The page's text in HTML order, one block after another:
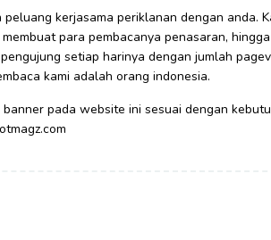
peluang kerjasama periklanan dengan anda.
para pembacanya penasaran,
setiap harinya dengan jumlah
kami adalah orang indonesia.
pada website ini sesuai dengan